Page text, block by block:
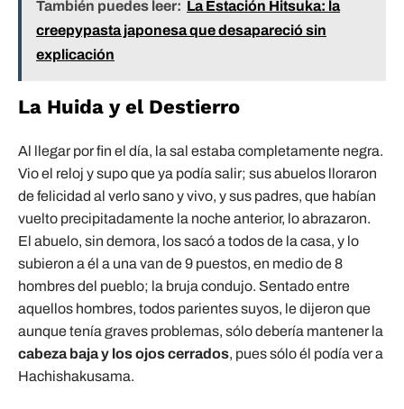
También puedes leer: La Estación Hitsuka: la
creepypasta japonesa que desapareció sin
explicación
La Huida y el Destierro
Al llegar por fin el día, la sal estaba completamente negra.
Vio el reloj y supo que ya podía salir; sus abuelos lloraron
de felicidad al verlo sano y vivo, y sus padres, que habían
vuelto precipitadamente la noche anterior, lo abrazaron.
El abuelo, sin demora, los sacó a todos de la casa, y lo
subieron a él a una van de 9 puestos, en medio de 8
hombres del pueblo; la bruja condujo. Sentado entre
aquellos hombres, todos parientes suyos, le dijeron que
aunque tenía graves problemas, sólo debería mantener la
cabeza baja y los ojos cerrados, pues sólo él podía ver a
Hachishakusama.